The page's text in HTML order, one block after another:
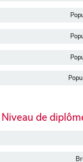
Niveau de